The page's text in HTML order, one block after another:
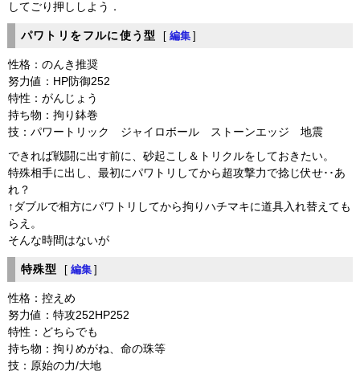
してごり押ししよう．
パワトリをフルに使う型 [ 編集 ]
性格：のんき推奨
努力値：HP防御252
特性：がんじょう
持ち物：拘り鉢巻
技：パワートリック ジャイロボール ストーンエッジ 地震
できれば戦闘に出す前に、砂起こし＆トリクルをしておきたい。
特殊相手に出し、最初にパワトリしてから超攻撃力で捻じ伏せ･･あ
れ？
↑ダブルで相方にパワトリしてから拘りハチマキに道具入れ替えても
らえ。
そんな時間はないが
特殊型 [ 編集 ]
性格：控えめ
努力値：特攻252HP252
特性：どちらでも
持ち物：拘りめがね、命の珠等
技：原始の力/大地